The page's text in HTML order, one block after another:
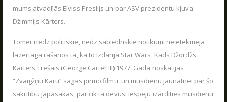
mums atvadījās Elviss Preslijs un par ASV prezidentu kļuva
Džimmijs Kārters.
Tomēr nedz politiskie, nedz sabiedriskie notikumi neietekmēja
lāzertaga rašanos tā, kā to izdarīja Star Wars. Kāds Džordžs
Kārters Trešais (George Carter III) 1977. Gadā noskatījās
“Zvaigžņu Karu” sāgas pirmo filmu, un mūsdienu jaunatnei par šo
sakritību japasakās, par cik tā devusi iespēju izārdīties mūsdienu
LASĪT
SKATIES VAIRĀK